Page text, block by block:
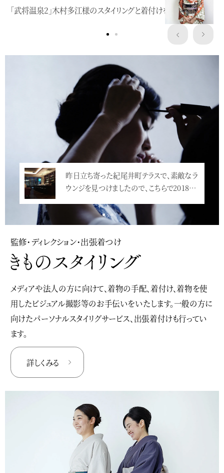
「武将温泉2」木村多江様のスタイリングと着付けを担当。
Service
監修・ディレクション・出張着つけ
メディアや法人の方に向けて、着物の手配、着付け、着物を使
用したビジュアル撮影等のお手伝いをいたします。一般の方に
向けたパーソナルスタイリグサービス、出張着付けも行ってい
ます。
詳しくみる
昨日立ち寄った紀尾井町テラスで、素敵なラ
ウンジを見つけましたので、こちらで2018…
今年も華やかに新年会が行われました。皆さ
ん、ドレスアップして、とっても素敵です…<